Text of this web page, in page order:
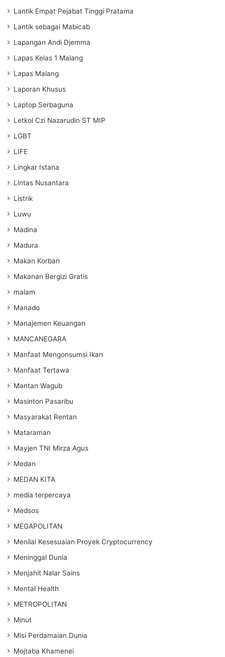
Lantik Empat Pejabat Tinggi Pratama
Lantik sebagai Mabicab
Lapangan Andi Djemma
Lapas Kelas 1 Malang
Lapas Malang
Laporan Khusus
Laptop Serbaguna
Letkol Czi Nazarudin ST MIP
LGBT
LIFE
Lingkar Istana
Lintas Nusantara
Listrik
Luwu
Madina
Madura
Makan Korban
Makanan Bergizi Gratis
malam
Manado
Manajemen Keuangan
MANCANEGARA
Manfaat Mengonsumsi Ikan
Manfaat Tertawa
Mantan Wagub
Masinton Pasaribu
Masyarakat Rentan
Mataraman
Mayjen TNI Mirza Agus
Medan
MEDAN KITA
media terpercaya
Medsos
MEGAPOLITAN
Menilai Kesesuaian Proyek Cryptocurrency
Meninggal Dunia
Menjahit Nalar Sains
Mental Health
METROPOLITAN
Minut
Misi Perdamaian Dunia
Mojtaba Khamenei